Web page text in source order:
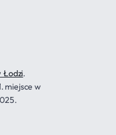
Łodzi.
miejsce w